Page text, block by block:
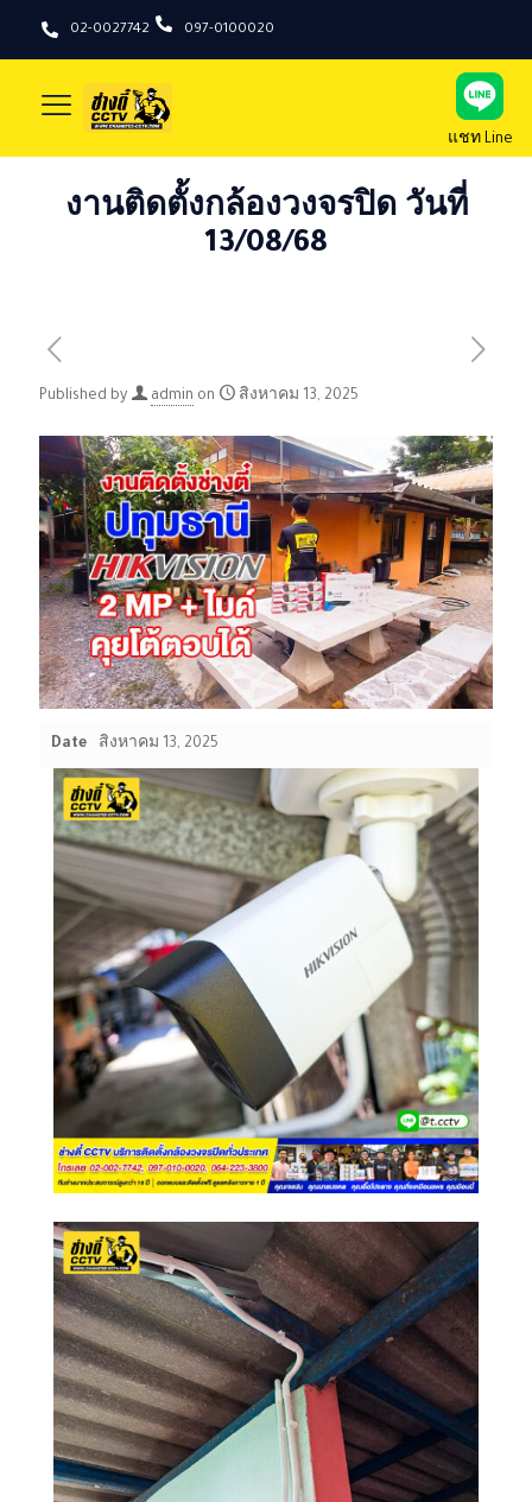
02-0027742 097-0100020
แชท Line
งานติดตั้งกล้องวงจรปิด วันที่
13/08/68
Published by admin on สิงหาคม 13, 2025
Date สิงหาคม 13, 2025